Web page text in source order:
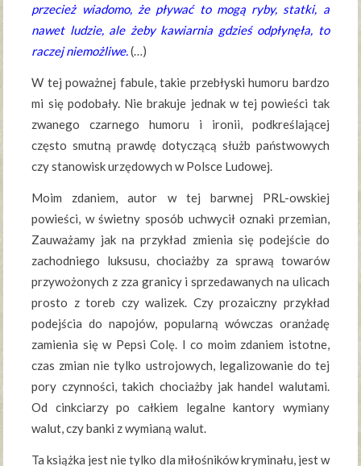
przecież wiadomo, że pływać to mogą ryby, statki, a
nawet ludzie, ale żeby kawiarnia gdzieś odpłynęła, to
raczej niemożliwe.(…)
W tej poważnej fabule, takie przebłyski humoru bardzo
mi się podobały. Nie brakuje jednak w tej powieści tak
zwanego czarnego humoru i ironii, podkreślającej
często smutną prawdę dotyczącą służb państwowych
czy stanowisk urzędowych w Polsce Ludowej.
Moim zdaniem, autor w tej barwnej PRL-owskiej
powieści, w świetny sposób uchwycił oznaki przemian,
Zauważamy jak na przykład zmienia się podejście do
zachodniego luksusu, chociażby za sprawą towarów
przywożonych z zza granicy i sprzedawanych na ulicach
prosto z toreb czy walizek. Czy prozaiczny przykład
podejścia do napojów, popularną wówczas oranżadę
zamienia się w Pepsi Colę. I co moim zdaniem istotne,
czas zmian nie tylko ustrojowych, legalizowanie do tej
pory czynności, takich chociażby jak handel walutami.
Od cinkciarzy po całkiem legalne kantory wymiany
walut, czy banki z wymianą walut.
Ta książka jest nie tylko dla miłośników kryminału, jest w